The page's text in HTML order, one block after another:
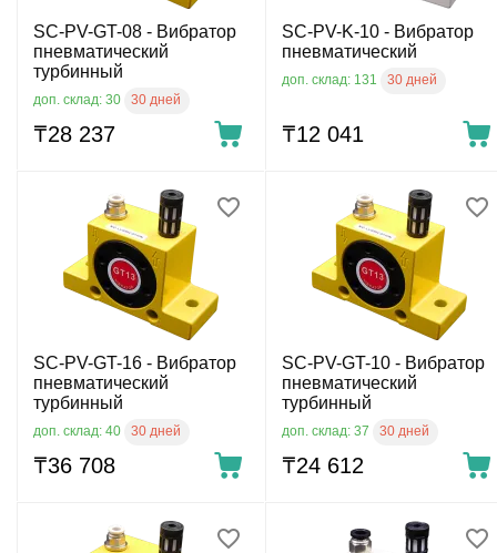
SC-PV-GT-08 - Вибратор
пневматический
турбинный
доп. склад: 30 30 дней
₸28 237
SС-PV-K-10 - Вибратор
пневматический
доп. склад: 131 30 дней
₸12 041
SC-PV-GT-16 - Вибратор
пневматический
турбинный
доп. склад: 40 30 дней
₸36 708
SC-PV-GT-10 - Вибратор
пневматический
турбинный
доп. склад: 37 30 дней
₸24 612